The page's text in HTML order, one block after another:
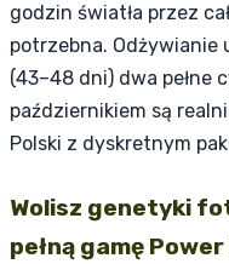
godzin światła przez
potrzebna. Odżywianie
(43–48 dni) dwa pełne
październikiem są
Polski z dyskretnym
Wolisz genetyki
pełną gamę Power